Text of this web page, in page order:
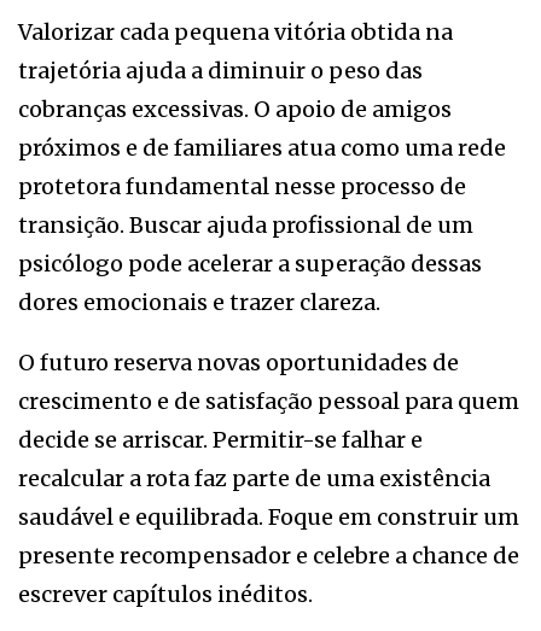
Valorizar cada pequena vitória obtida na
trajetória ajuda a diminuir o peso das
cobranças excessivas. O apoio de amigos
próximos e de familiares atua como uma rede
protetora fundamental nesse processo de
transição. Buscar ajuda profissional de um
psicólogo pode acelerar a superação dessas
dores emocionais e trazer clareza.
O futuro reserva novas oportunidades de
crescimento e de satisfação pessoal para quem
decide se arriscar. Permitir-se falhar e
recalcular a rota faz parte de uma existência
saudável e equilibrada. Foque em construir um
presente recompensador e celebre a chance de
escrever capítulos inéditos.